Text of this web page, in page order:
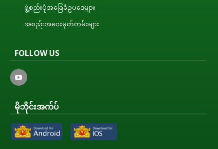
ဖွဲ့စည်းပုံအခြေခံဥပဒေများ
အစည်းအဝေးမှတ်တမ်းများ
FOLLOW US
မိုဘိုင်းအက်ပ်